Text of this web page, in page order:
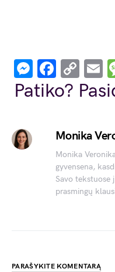
Link
Patiko?
Monika
Monika
gyvensena,
Savo tekstuose
prasmingų
PARAŠYKITE KOMENTARĄ